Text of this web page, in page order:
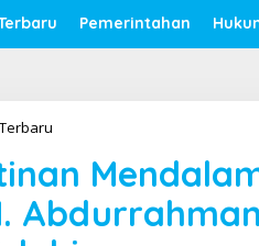
Pemerintahan
Mantan
Kemenag
Bungo
H.